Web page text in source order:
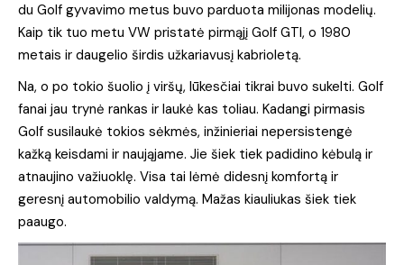
du Golf gyvavimo metus buvo parduota milijonas modelių.
Kaip tik tuo metu VW pristatė pirmąjį Golf GTI, o 1980
metais ir daugelio širdis užkariavusį kabrioletą.
Na, o po tokio šuolio į viršų, lūkesčiai tikrai buvo sukelti. Golf
fanai jau trynė rankas ir laukė kas toliau. Kadangi pirmasis
Golf susilaukė tokios sėkmės, inžinieriai nepersistengė
kažką keisdami ir naująjame. Jie šiek tiek padidino kėbulą ir
atnaujino važiuoklę. Visa tai lėmė didesnį komfortą ir
geresnį automobilio valdymą. Mažas kiauliukas šiek tiek
paaugo.